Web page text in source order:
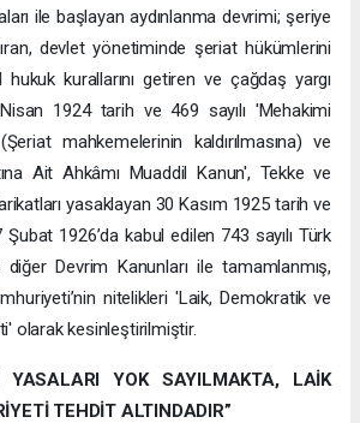
ile başlayan aydınlanma devrimi; şeriye
devlet yönetiminde şeriat hükümlerini
hukuk kurallarını getiren ve çağdaş yargı
1924 tarih ve 469 sayılı 'Mehakimi
mahkemelerinin kaldırılmasına) ve
Ait Ahkâmı Muaddil Kanun', Tekke ve
yasaklayan 30 Kasım 1925 tarih ve
Şubat 1926’da kabul edilen 743 sayılı Türk
Devrim Kanunları ile tamamlanmış,
nitelikleri 'Laik, Demokratik ve
olarak kesinleştirilmiştir.
YASALARI YOK SAYILMAKTA, LAİK
TEHDİT ALTINDADIR”